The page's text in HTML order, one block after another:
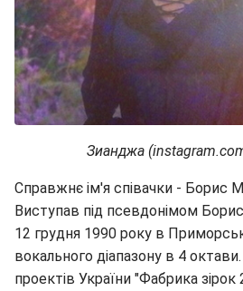
Зианджа
Справжнє ім'я співачки - Борис
Виступав під псевдонімом
12 грудня 1990 року в
вокального діапазону в 4
проектів України "Фабрика зірок